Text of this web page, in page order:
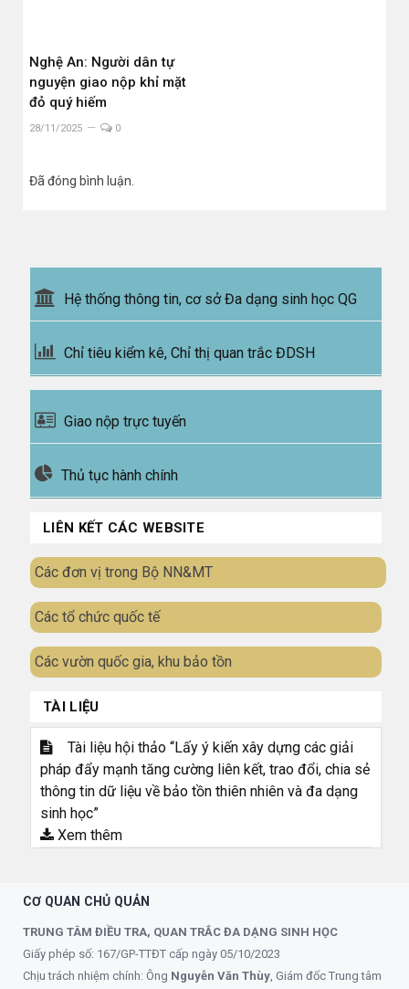
Nghệ An: Người dân tự
nguyện giao nộp khỉ mặt
đỏ quý hiếm
28/11/2025 0
Đã đóng bình luận.
Hệ thống thông tin, cơ sở Đa dạng sinh học QG
Chỉ tiêu kiểm kê, Chỉ thị quan trắc ĐDSH
Giao nộp trực tuyến
Thủ tục hành chính
LIÊN KẾT CÁC WEBSITE
Các đơn vị trong Bộ NN&MT
Các tổ chức quốc tế
Các vườn quốc gia, khu bảo tồn
TÀI LIỆU
Tài liệu hội thảo “Lấy ý kiến xây dựng các giải
pháp đẩy mạnh tăng cường liên kết, trao đổi, chia sẻ
thông tin dữ liệu về bảo tồn thiên nhiên và đa dạng
sinh học”
Xem thêm
CƠ QUAN CHỦ QUẢN
TRUNG TÂM ĐIỀU TRA, QUAN TRẮC ĐA DẠNG SINH HỌC
Giấy phép số: 167/GP-TTĐT cấp ngày 05/10/2023
Chịu trách nhiệm chính: Ông Nguyễn Văn Thùy , Giám đốc Trung tâm